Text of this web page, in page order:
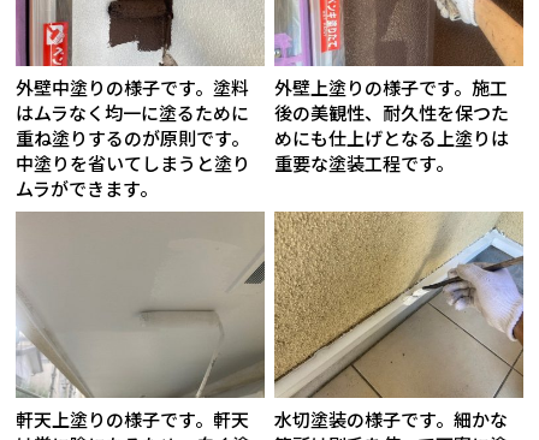
外壁中塗りの様子です。塗料
はムラなく均一に塗るために
重ね塗りするのが原則です。
中塗りを省いてしまうと塗り
ムラができます。
外壁上塗りの様子です。施工
後の美観性、耐久性を保つた
めにも仕上げとなる上塗りは
重要な塗装工程です。
軒天上塗りの様子です。軒天
水切塗装の様子です。細かな